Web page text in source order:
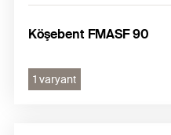
Köşebent FMASF 90
1 varyant